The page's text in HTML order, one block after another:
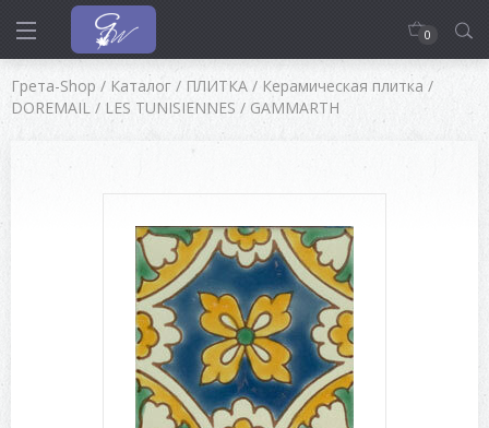
0
Грета-Shop / Каталог / ПЛИТКА / Керамическая плитка /
DOREMAIL / LES TUNISIENNES / GAMMARTH